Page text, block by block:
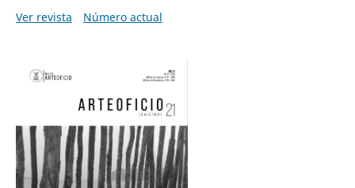
Ver revista
Número actual